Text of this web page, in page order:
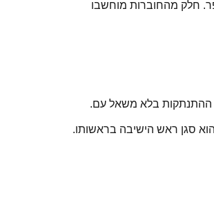
חלק מהחוברות מוחשבו
ההתנתקות בלא משאל עם.
סגן ראש הישיבה בראשותו.